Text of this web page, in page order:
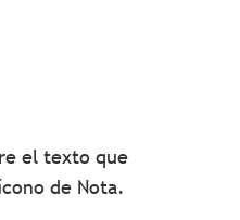
el texto que
de Nota.